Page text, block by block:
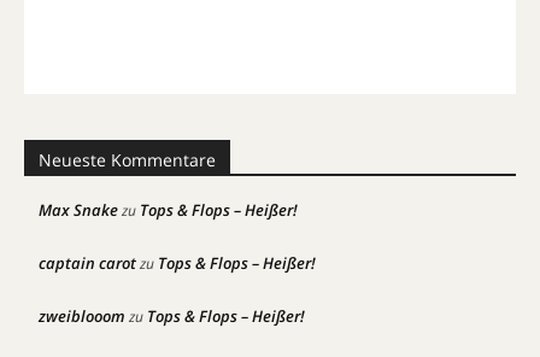
Neueste Kommentare
Max Snakezu Tops & Flops – Heißer!
captain carotzu Tops & Flops – Heißer!
zweiblooom zu Tops & Flops – Heißer!